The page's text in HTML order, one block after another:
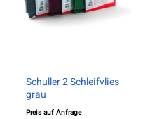
Schuller 2 Schleifvlies
grau
Preis auf Anfrage